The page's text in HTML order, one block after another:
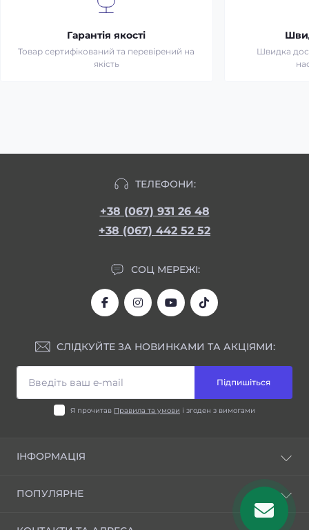
Гарантія якості
Товар сертифікований та перевірений на
якість
Швидка
ТЕЛЕФОНИ:
+38 (067) 931 26 48
+38 (067) 442 52 52
СОЦ МЕРЕЖІ:
СЛІДКУЙТЕ ЗА НОВИНКАМИ ТА АКЦІЯМИ:
Підпишіться
Я прочитав Правила та умови і згоден з вимогами
ІНФОРМАЦІЯ
Відгуки
ПОПУЛЯРНЕ